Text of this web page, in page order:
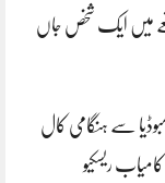
میں ایک شخص جاں
کمبوڈیا سے ہنگامی کال